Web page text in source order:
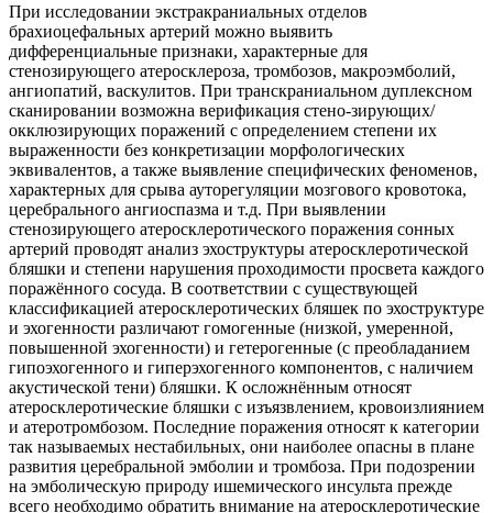
При исследовании экстракраниальных отделов
брахиоцефальных артерий можно выявить
дифференциальные признаки, характерные для
стенозирующего атеросклероза, тромбозов, макроэмболий,
ангиопатий, васкулитов. При транскраниальном дуплексном
сканировании возможна верификация стено-зирующих/
окклюзирующих поражений с определением степени их
выраженности без конкретизации морфологических
эквивалентов, а также выявление специфических феноменов,
характерных для срыва ауторегуляции мозгового кровотока,
церебрального ангиоспазма и т.д. При выявлении
стенозирующего атеросклеротического поражения сонных
артерий проводят анализ эхоструктуры атеросклеротической
бляшки и степени нарушения проходимости просвета каждого
поражённого сосуда. В соответствии с существующей
классификацией атеросклеротических бляшек по эхоструктуре
и эхогенности различают гомогенные (низкой, умеренной,
повышенной эхогенности) и гетерогенные (с преобладанием
гипоэхогенного и гиперэхогенного компонентов, с наличием
акустической тени) бляшки. К осложнённым относят
атеросклеротические бляшки с изъязвлением, кровоизлиянием
и атеротромбозом. Последние поражения относят к категории
так называемых нестабильных, они наиболее опасны в плане
развития церебральной эмболии и тромбоза. При подозрении
на эмболическую природу ишемического инсульта прежде
всего необходимо обратить внимание на атеросклеротические